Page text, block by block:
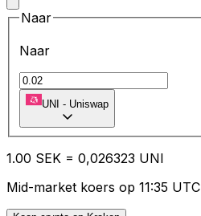
Naar
Naar
UNI - Uniswap
1.00 SEK = 0,026323 UNI
Mid-market koers op 11:35 UTC